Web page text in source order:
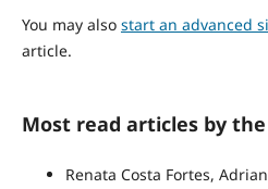
You may also start an advanced
article.
Most read articles by
Renata Costa Fortes,